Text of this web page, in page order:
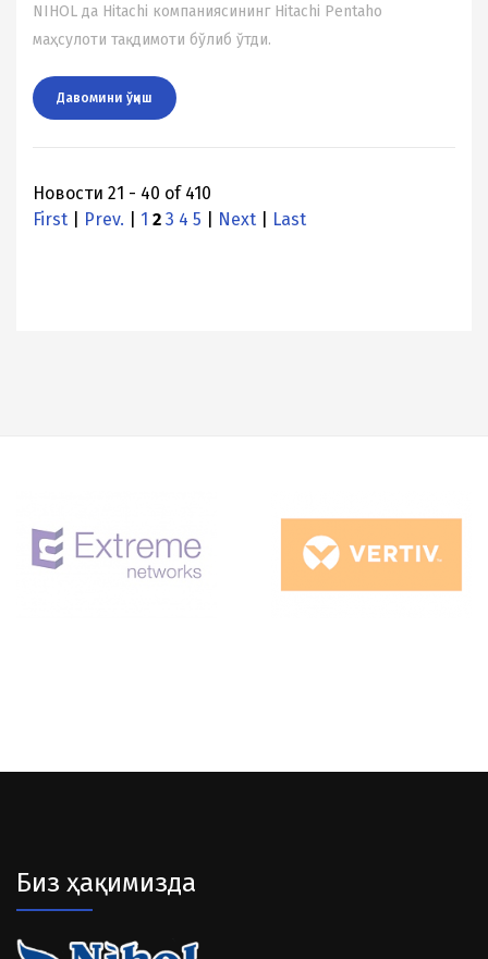
NIHOL да Hitachi компаниясининг Hitachi Pentaho
маҳсулоти тақдимоти бўлиб ўтди.
Давомини ўқиш
Новости 21 - 40 of 410
First
Prev. 1 2 3 4 5 Next Last
Биз ҳақимизда